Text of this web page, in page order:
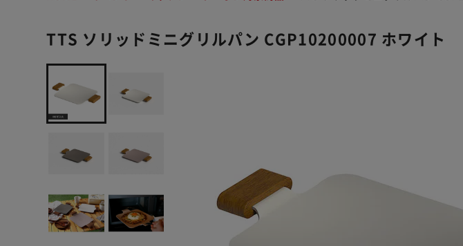
TTS ソリッドミニグリルパン CGP10200007 ホワイト